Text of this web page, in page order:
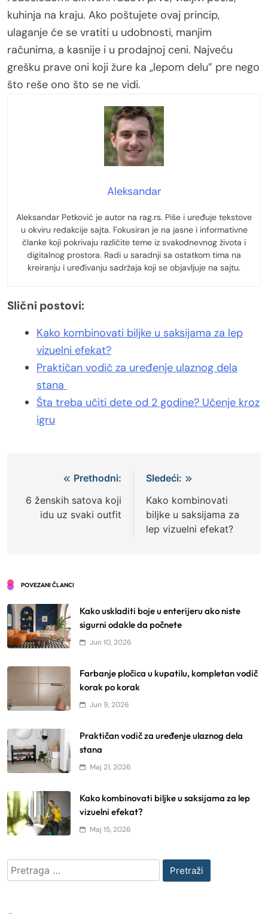
kuhinja na kraju. Ako poštujete ovaj princip,
ulaganje će se vratiti u udobnosti, manjim
računima, a kasnije i u prodajnoj ceni. Najveću
grešku prave oni koji žure ka „lepom delu” pre nego
što reše ono što se ne vidi.
Aleksandar
Aleksandar Petković je autor na rag.rs. Piše i uređuje tekstove
u okviru redakcije sajta. Fokusiran je na jasne i informativne
članke koji pokrivaju različite teme iz svakodnevnog života i
digitalnog prostora. Radi u saradnji sa ostatkom tima na
kreiranju i uređivanju sadržaja koji se objavljuje na sajtu.
Slični postovi:
Kako kombinovati biljke u saksijama za lep
vizuelni efekat?
Praktičan vodič za uređenje ulaznog dela
stana
Šta treba učiti dete od 2 godine? Učenje kroz
igru
Kretanje
članka
Prethodni:
6 ženskih satova koji
idu uz svaki outfit
Sledeći:
Kako kombinovati
biljke u saksijama za
lep vizuelni efekat?
POVEZANI ČLANCI
Kako uskladiti boje u enterijeru ako niste
sigurni odakle da počnete
Jun 10, 2026
Farbanje pločica u kupatilu, kompletan vodič
korak po korak
Jun 9, 2026
Praktičan vodič za uređenje ulaznog dela
stana
Maj 21, 2026
Kako kombinovati biljke u saksijama za lep
vizuelni efekat?
Maj 15, 2026
Pretraga
za: